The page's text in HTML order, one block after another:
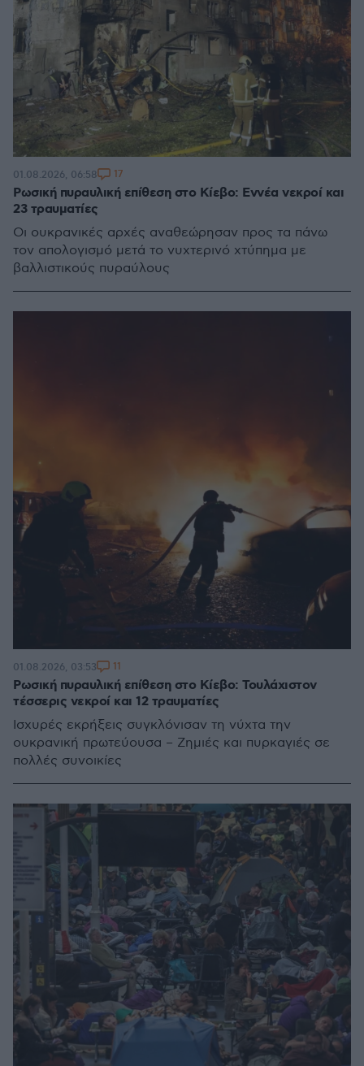
Ρωσική πυραυλική επίθεση στο Κίεβο: Εννέα νεκροί και
23 τραυματίες
Οι ουκρανικές αρχές αναθεώρησαν προς τα πάνω
τον απολογισμό μετά το νυχτερινό χτύπημα με
βαλλιστικούς πυραύλους
01.08.2026, 06:58 17
Ρωσική πυραυλική επίθεση στο Κίεβο: Τουλάχιστον
τέσσερις νεκροί και 12 τραυματίες
Ισχυρές εκρήξεις συγκλόνισαν τη νύχτα την
ουκρανική πρωτεύουσα – Ζημιές και πυρκαγιές σε
πολλές συνοικίες
01.08.2026, 03:53 11